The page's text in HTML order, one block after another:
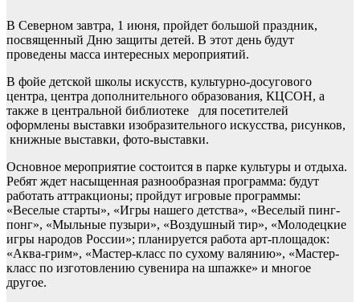
В Северном завтра, 1 июня, пройдет большой праздник,
посвященный Дню защиты детей. В этот день будут
проведены масса интересных мероприятий.
В фойе детской школы искусств, культурно-досугового
центра, центра дополнительного образования, КЦСОН, а
также в центральной библиотеке для посетителей
оформлены выставки изобразительного искусства, рисунков,
книжные выставки, фото-выставки.
Основное мероприятие состоится в парке культуры и отдыха.
Ребят ждет насыщенная разнообразная программа: будут
работать аттракционы; пройдут игровые программы:
«Веселые старты», «Игры нашего детства», «Веселый пинг-
понг», «Мыльные пузыри», «Воздушный тир», «Молодецкие
игры народов России»; планируется работа арт-площадок:
«Аква-грим», «Мастер-класс по сухому валянию», «Мастер-
класс по изготовлению сувенира на шпажке» и многое
другое.